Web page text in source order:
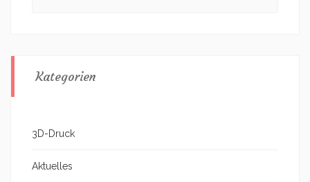
Kategorien
3D-Druck
Aktuelles